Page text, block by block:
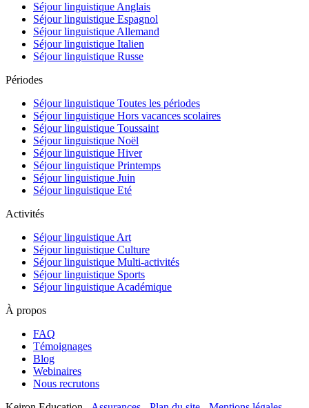
Séjour linguistique Anglais
Séjour linguistique Espagnol
Séjour linguistique Allemand
Séjour linguistique Italien
Séjour linguistique Russe
Périodes
Séjour linguistique Toutes les périodes
Séjour linguistique Hors vacances scolaires
Séjour linguistique Toussaint
Séjour linguistique Noël
Séjour linguistique Hiver
Séjour linguistique Printemps
Séjour linguistique Juin
Séjour linguistique Eté
Activités
Séjour linguistique Art
Séjour linguistique Culture
Séjour linguistique Multi-activités
Séjour linguistique Sports
Séjour linguistique Académique
À propos
FAQ
Témoignages
Blog
Webinaires
Nous recrutons